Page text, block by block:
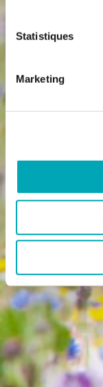
Statistiques
Marketing